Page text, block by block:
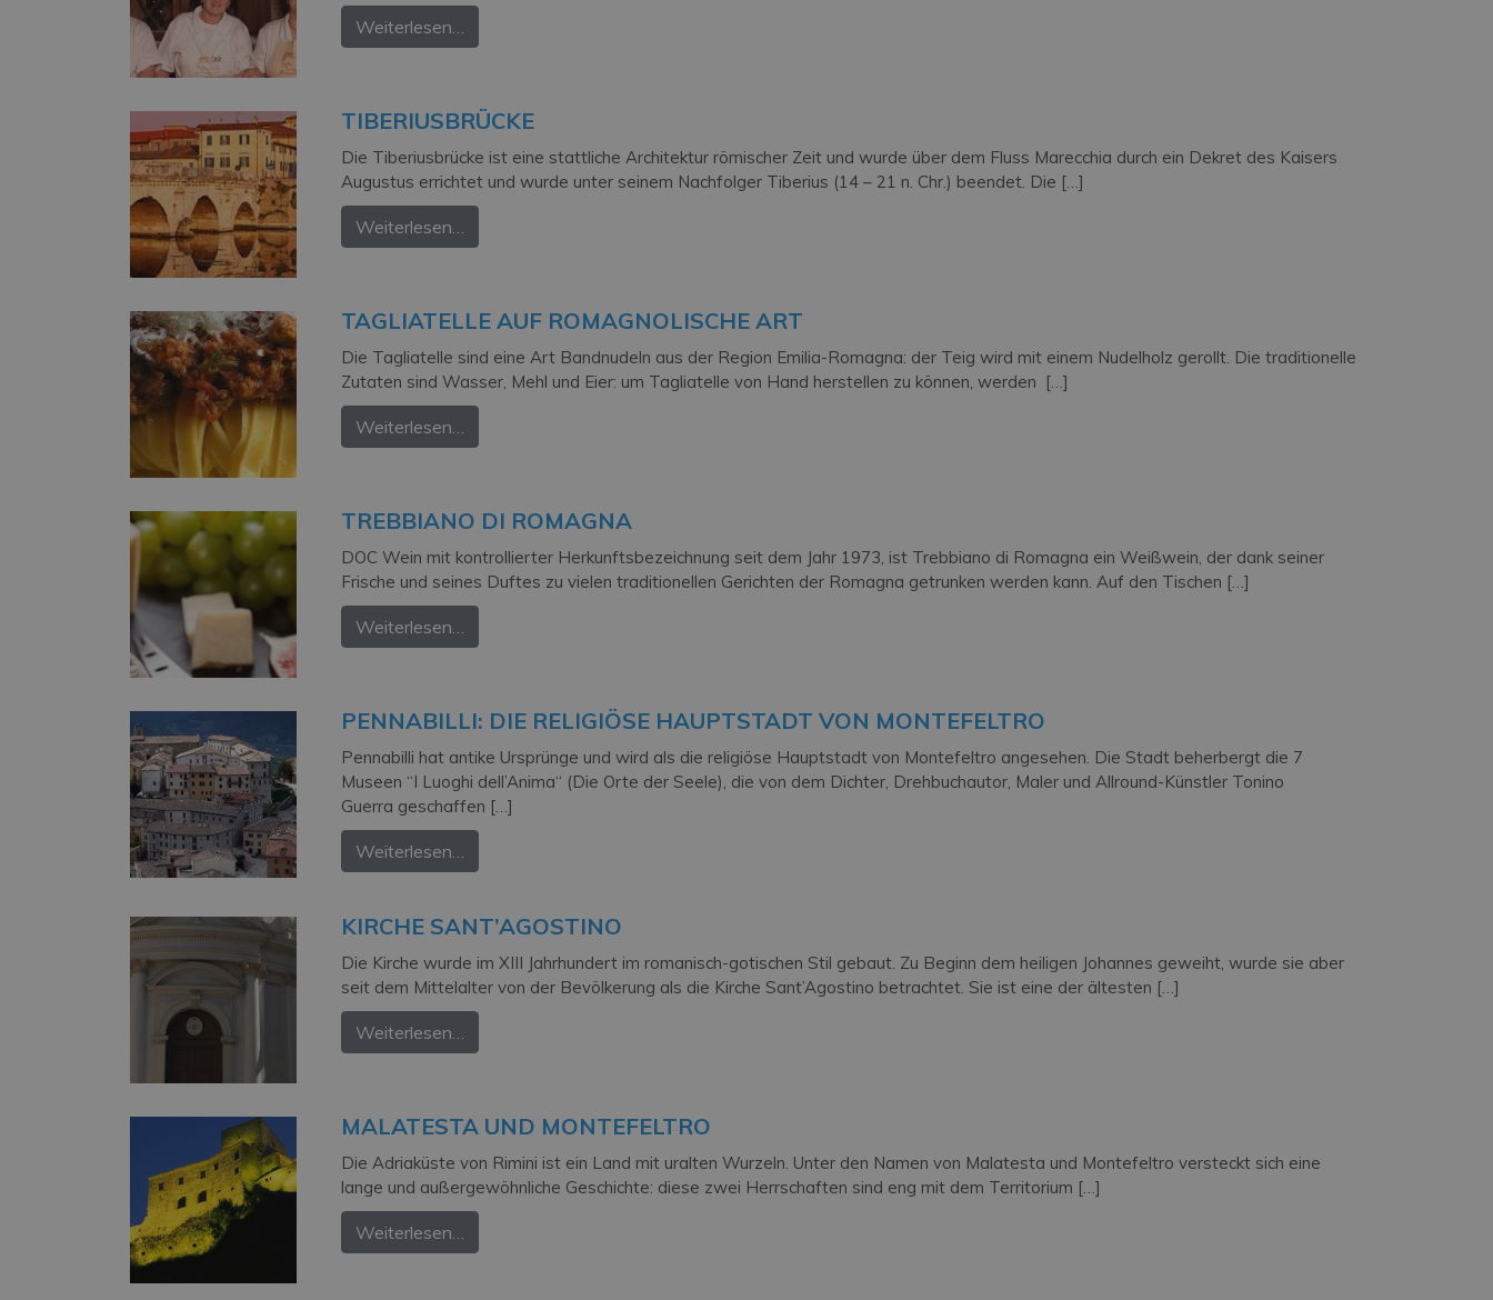
Weiterlesen…
TIBERIUSBRÜCKE
Die Tiberiusbrücke ist eine stattliche Architektur römischer Zeit und wurde über dem Fluss Marecchia durch ein Dekret des Kaisers
Augustus errichtet und wurde unter seinem Nachfolger Tiberius (14 – 21 n. Chr.) beendet. Die […]
Weiterlesen…
TAGLIATELLE AUF ROMAGNOLISCHE ART
Die Tagliatelle sind eine Art Bandnudeln aus der Region Emilia-Romagna: der Teig wird mit einem Nudelholz gerollt. Die traditionelle
Zutaten sind Wasser, Mehl und Eier: um Tagliatelle von Hand herstellen zu können, werden […]
Weiterlesen…
TREBBIANO DI ROMAGNA
DOC Wein mit kontrollierter Herkunftsbezeichnung seit dem Jahr 1973, ist Trebbiano di Romagna ein Weißwein, der dank seiner
Frische und seines Duftes zu vielen traditionellen Gerichten der Romagna getrunken werden kann. Auf den Tischen […]
Weiterlesen…
PENNABILLI: DIE RELIGIÖSE HAUPTSTADT VON MONTEFELTRO
Pennabilli hat antike Ursprünge und wird als die religiöse Hauptstadt von Montefeltro angesehen. Die Stadt beherbergt die 7
Museen “I Luoghi dell’Anima“ (Die Orte der Seele), die von dem Dichter, Drehbuchautor, Maler und Allround-Künstler Tonino
Guerra geschaffen […]
Weiterlesen…
KIRCHE SANT’AGOSTINO
Die Kirche wurde im XIII Jahrhundert im romanisch-gotischen Stil gebaut. Zu Beginn dem heiligen Johannes geweiht, wurde sie aber
seit dem Mittelalter von der Bevölkerung als die Kirche Sant’Agostino betrachtet. Sie ist eine der ältesten […]
Weiterlesen…
MALATESTA UND MONTEFELTRO
Die Adriaküste von Rimini ist ein Land mit uralten Wurzeln. Unter den Namen von Malatesta und Montefeltro versteckt sich eine
lange und außergewöhnliche Geschichte: diese zwei Herrschaften sind eng mit dem Territorium […]
Weiterlesen…